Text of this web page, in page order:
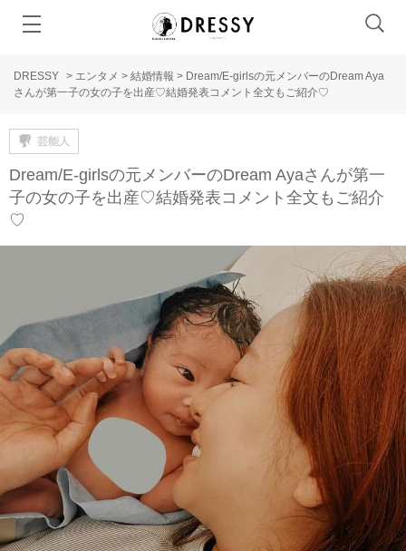
DRESSY > エンタメ > 結婚情報 > Dream/E-girlsの元メンバーのDream Aya
さんが第一子の女の子を出産♡結婚発表コメント全文もご紹介♡
芸能人
Dream/E-girlsの元メンバーのDream Ayaさんが第一
子の女の子を出産♡結婚発表コメント全文もご紹介
♡